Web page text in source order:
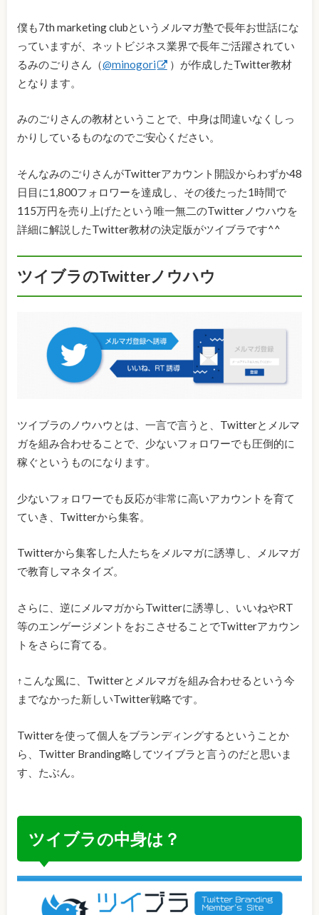
僕も7th marketing clubというメルマガ塾で長年お世話にな
っていますが、ネットビジネス業界で長年ご活躍されてい
るみのごりさん（@minogori
）が作成したTwitter教材
となります。
みのごりさんの教材ということで、中身は間違いなくしっ
かりしているものなのでご安心ください。
そんなみのごりさんがTwitterアカウント開設からわずか48
日目に1,800フォロワーを達成し、その後たった1時間で
115万円を売り上げたという唯一無二のTwitterノウハウを
詳細に解説したTwitter教材の決定版がツイブラです^^
ツイブラのTwitterノウハウ
ツイブラのノウハウとは、一言で言うと、Twitterとメルマ
ガを組み合わせることで、少ないフォロワーでも圧倒的に
稼ぐというものになります。
少ないフォロワーでも反応が非常に高いアカウントを育て
ていき、Twitterから集客。
Twitterから集客した人たちをメルマガに誘導し、メルマガ
で教育しマネタイズ。
さらに、逆にメルマガからTwitterに誘導し、いいねやRT
等のエンゲージメントをおこさせることでTwitterアカウン
トをさらに育てる。
↑こんな風に、Twitterとメルマガを組み合わせるという今
までなかった新しいTwitter戦略です。
Twitterを使って個人をブランディングするということか
ら、Twitter Branding略してツイブラと言うのだと思いま
す、たぶん。
ツイブラの中身は？